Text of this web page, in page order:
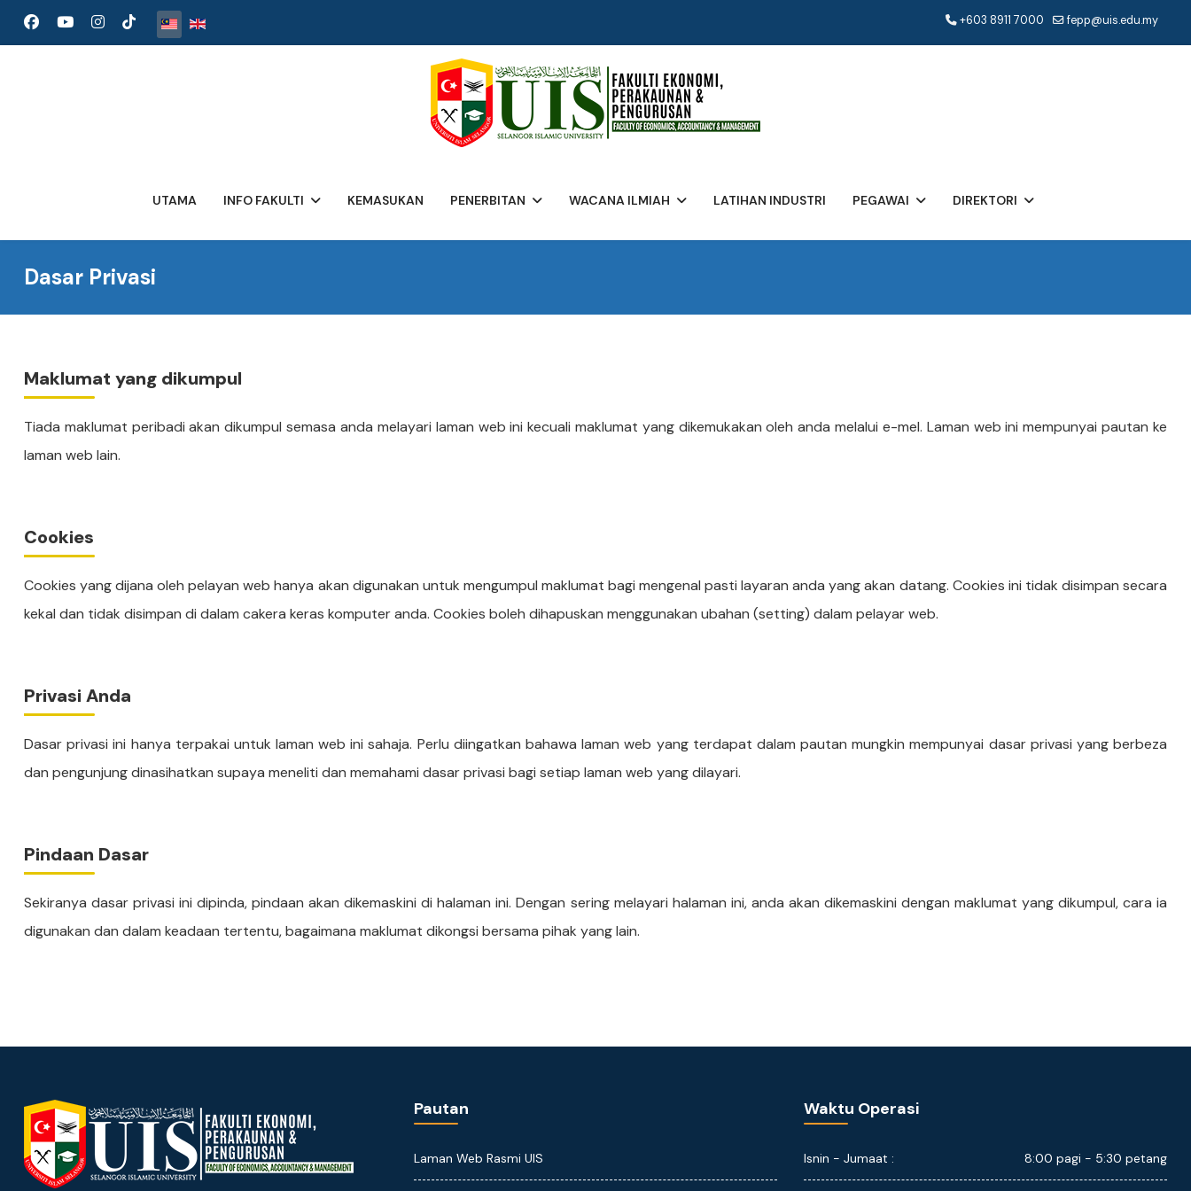
Pilih bahasa anda +603 8911 7000 fepp@uis.edu.my
UTAMA INFO FAKULTI KEMASUKAN PENERBITAN WACANA ILMIAH LATIHAN INDUSTRI PEGAWAI DIREKTORI
Dasar Privasi
Maklumat yang dikumpul
Tiada maklumat peribadi akan dikumpul semasa anda melayari laman web ini kecuali maklumat yang dikemukakan oleh anda melalui e-mel. Laman web ini mempunyai pautan ke
laman web lain.
Cookies
Cookies yang dijana oleh pelayan web hanya akan digunakan untuk mengumpul maklumat bagi mengenal pasti layaran anda yang akan datang. Cookies ini tidak disimpan secara
kekal dan tidak disimpan di dalam cakera keras komputer anda. Cookies boleh dihapuskan menggunakan ubahan (setting) dalam pelayar web.
Privasi Anda
Dasar privasi ini hanya terpakai untuk laman web ini sahaja. Perlu diingatkan bahawa laman web yang terdapat dalam pautan mungkin mempunyai dasar privasi yang berbeza
dan pengunjung dinasihatkan supaya meneliti dan memahami dasar privasi bagi setiap laman web yang dilayari.
Pindaan Dasar
Sekiranya dasar privasi ini dipinda, pindaan akan dikemaskini di halaman ini. Dengan sering melayari halaman ini, anda akan dikemaskini dengan maklumat yang dikumpul, cara ia
digunakan dan dalam keadaan tertentu, bagaimana maklumat dikongsi bersama pihak yang lain.
Pautan
Laman Web Rasmi UIS
Waktu Operasi
Isnin - Jumaat : 8:00 pagi - 5:30 petang